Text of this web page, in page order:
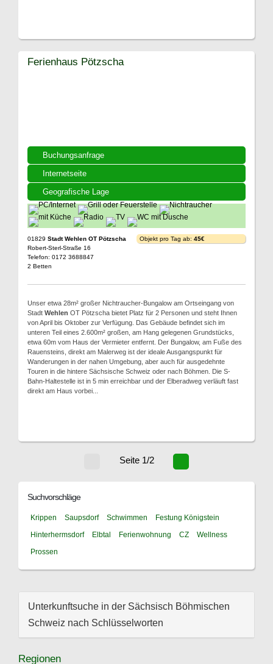
Buchungsanfrage
Internetseite
Geografische Lage
Ferienhaus Pötzscha
01829 Stadt Wehlen OT Pötzscha
Robert-Sterl-Straße 16
Telefon: 0172 3688847
2 Betten
Objekt pro Tag ab: 45€
Unser etwa 28m² großer Nichtraucher-Bungalow am Ortseingang von
Stadt Wehlen OT Pötzscha bietet Platz für 2 Personen und steht Ihnen
von April bis Oktober zur Verfügung. Das Gebäude befindet sich im
unteren Teil eines 2.600m² großen, am Hang gelegenen Grundstücks,
etwa 60m vom Haus der Vermieter entfernt. Der Bungalow, am Fuße des
Rauensteins, direkt am Malerweg ist der ideale Ausgangspunkt für
Wanderungen in der nahen Umgebung, aber auch für ausgedehnte
Touren in die hintere Sächsische Schweiz oder nach Böhmen. Die S-
Bahn-Haltestelle ist in 5 min erreichbar und der Elberadweg verläuft fast
direkt am Haus vorbei...
Seite 1/2
Suchvorschläge
Krippen Saupsdorf Schwimmen
Festung Königstein
Hinterhermsdorf
Elbtal Ferienwohnung CZ
Wellness
Prossen
Unterkunftsuche in der Sächsisch Böhmischen
Schweiz nach Schlüsselworten
Regionen